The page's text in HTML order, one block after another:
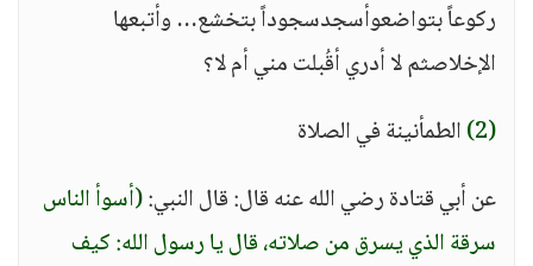
ركوعاً بتواضعوأسجدسجوداً بتخشع… وأتبعها
الإخلاصثم لا أدري أقُبلت مني أم لا؟
(2)
الطمأنينة في الصلاة
عن أبي قتادة رضي الله عنه قال: قال النبي:(أسوأ الناس
سرقة الذي يسرق من صلاته، قال يا رسول الله: كيف